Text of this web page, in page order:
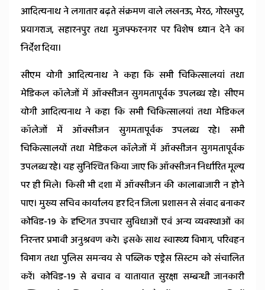
आदित्यनाथ ने लगातार बढ़ते संक्रमण वाले लखनऊ, मेरठ, गोरखपुर,
प्रयागराज, सहारनपुर तथा मुजफ्फरनगर पर विशेष ध्यान देने का
निर्देश दिया।
सीएम योगी आदित्यनाथ ने कहा कि सभी चिकित्सालयां तथा
मेडिकल कॉलेजों में ऑक्सीजन सुगमतापूर्वक उपलब्ध रहे। सीएम
योगी आदित्यनाथ ने कहा कि सभी चिकित्सालयां तथा मेडिकल
कॉलेजों में ऑक्सीजन सुगमतापूर्वक उपलब्ध रहे। सभी
चिकित्सालयों तथा मेडिकल काॅलेजों में ऑक्सीजन सुगमतापूर्वक
उपलब्ध रहे। यह सुनिश्चित किया जाए कि ऑक्सीजन निर्धारित मूल्य
पर ही मिले। किसी भी दशा में ऑक्सीजन की कालाबाजारी न होने
पाए। मुख्य सचिव कार्यालय हर दिन जिला प्रशासन से संवाद बनाकर
कोविड-19 के दृष्टिगत उपचार सुविधाओं एवं अन्य व्यवस्थाओं का
निरन्तर प्रभावी अनुश्रवण करे। इसके साथ स्वास्थ्य विभाग, परिवहन
विभाग तथा पुलिस समन्वय से पब्लिक एड्रेस सिस्टम को संचालित
करें। कोविड-19 से बचाव व यातायात सुरक्षा सम्बन्धी जानकारी